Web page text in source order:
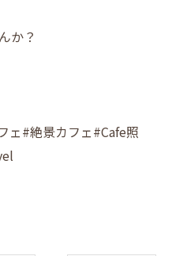
か？
ェ#絶景カフェ#Cafe照